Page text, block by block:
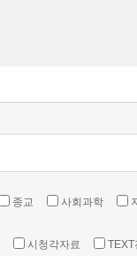
종교 사회과학
시청각자료
TEXT